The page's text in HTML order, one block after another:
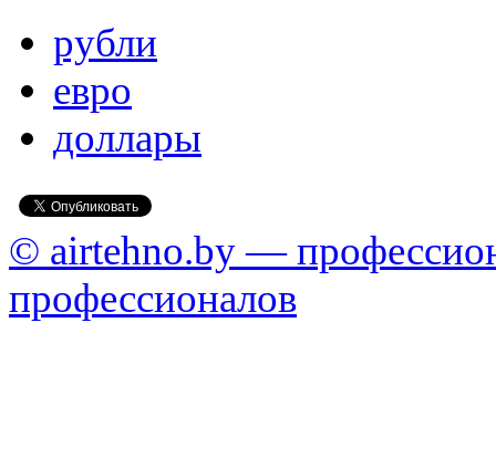
рубли
евро
доллары
© airtehno.by —
профессионалов